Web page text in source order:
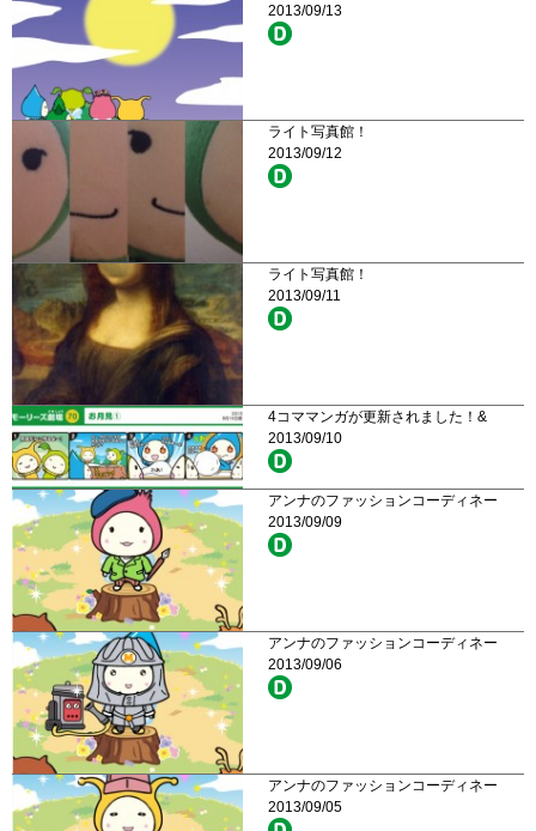
2013/09/13
ライト写真館！
2013/09/12
ライト写真館！
2013/09/11
4コママンガが更新されました！&
2013/09/10
アンナのファッションコーディネー
2013/09/09
アンナのファッションコーディネー
2013/09/06
アンナのファッションコーディネー
2013/09/05